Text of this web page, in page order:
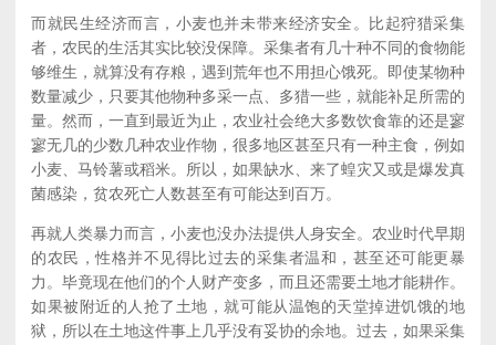
而就民生经济而言，小麦也并未带来经济安全。比起狩猎采集
者，农民的生活其实比较没保障。采集者有几十种不同的食物能
够维生，就算没有存粮，遇到荒年也不用担心饿死。即使某物种
数量减少，只要其他物种多采一点、多猎一些，就能补足所需的
量。然而，一直到最近为止，农业社会绝大多数饮食靠的还是寥
寥无几的少数几种农业作物，很多地区甚至只有一种主食，例如
小麦、马铃薯或稻米。所以，如果缺水、来了蝗灾又或是爆发真
菌感染，贫农死亡人数甚至有可能达到百万。
再就人类暴力而言，小麦也没办法提供人身安全。农业时代早期
的农民，性格并不见得比过去的采集者温和，甚至还可能更暴
力。毕竟现在他们的个人财产变多，而且还需要土地才能耕作。
如果被附近的人抢了土地，就可能从温饱的天堂掉进饥饿的地
狱，所以在土地这件事上几乎没有妥协的余地。过去，如果采集